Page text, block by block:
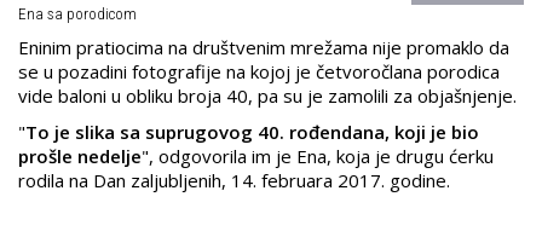
Ena sa porodicom
Eninim pratiocima na društvenim mrežama nije promaklo da
se u pozadini fotografije na kojoj je četvoročlana porodica
vide baloni u obliku broja 40, pa su je zamolili za objašnjenje.
"To je slika sa suprugovog 40. rođendana, koji je bio
prošle nedelje", odgovorila im je Ena, koja je drugu ćerku
rodila na Dan zaljubljenih, 14. februara 2017. godine.